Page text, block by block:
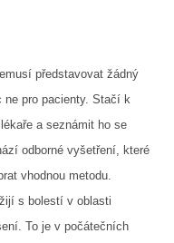
představovat žádný
ne pro pacienty. Stačí k
a seznámit ho se
odborné vyšetření, které
vhodnou metodu.
s bolestí v oblasti
To je v počátečních